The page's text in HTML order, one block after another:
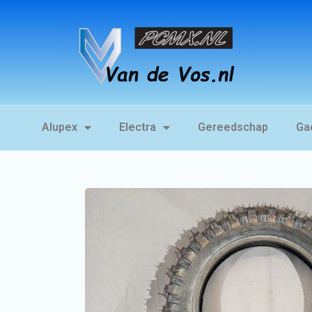
Alupex Electra Gereedschap